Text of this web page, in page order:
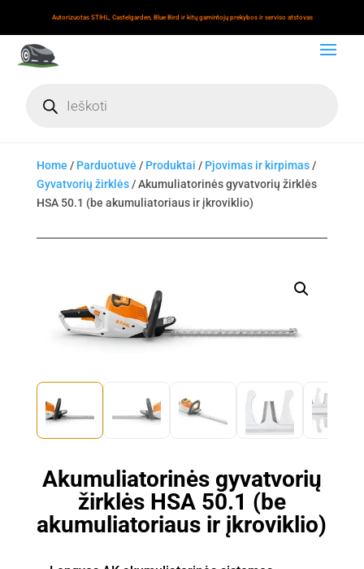
Autorizuotas STIHL, Castelgarden, Blue Bird ir kitų gamintojų prekybos ir serviso atstovas
search
Home / Parduotuvė / Produktai / Pjovimas ir kirpimas/
Gyvatvorių žirklės/ Akumuliatorinės gyvatvorių žirklės
HSA 50.1 (be akumuliatoriaus ir įkroviklio)
Akumuliatorinės gyvatvorių
žirklės HSA 50.1 (be
akumuliatoriaus ir įkroviklio)